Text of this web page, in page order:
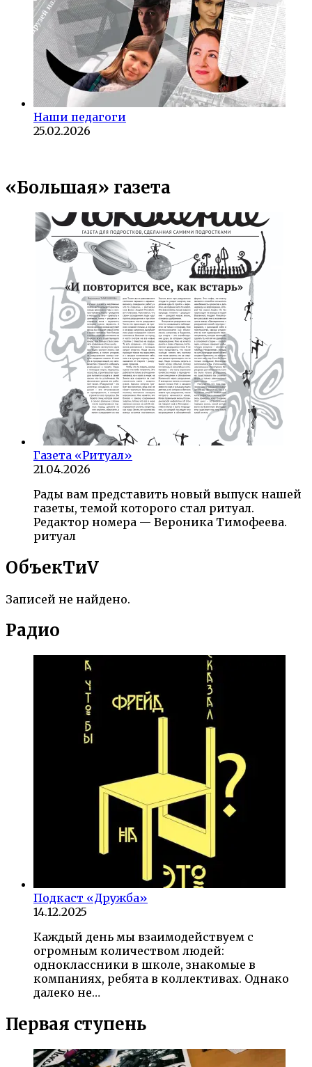
Наши педагоги
25.02.2026
«Большая» газета
Газета «Ритуал»
21.04.2026
Рады вам представить новый выпуск нашей
газеты, темой которого стал ритуал.
Редактор номера — Вероника Тимофеева.
ритуал
ОбъекTиV
Записей не найдено.
Радио
Подкаст «Дружба»
14.12.2025
Каждый день мы взаимодействуем с
огромным количеством людей:
одноклассники в школе, знакомые в
компаниях, ребята в коллективах. Однако
далеко не…
Первая ступень